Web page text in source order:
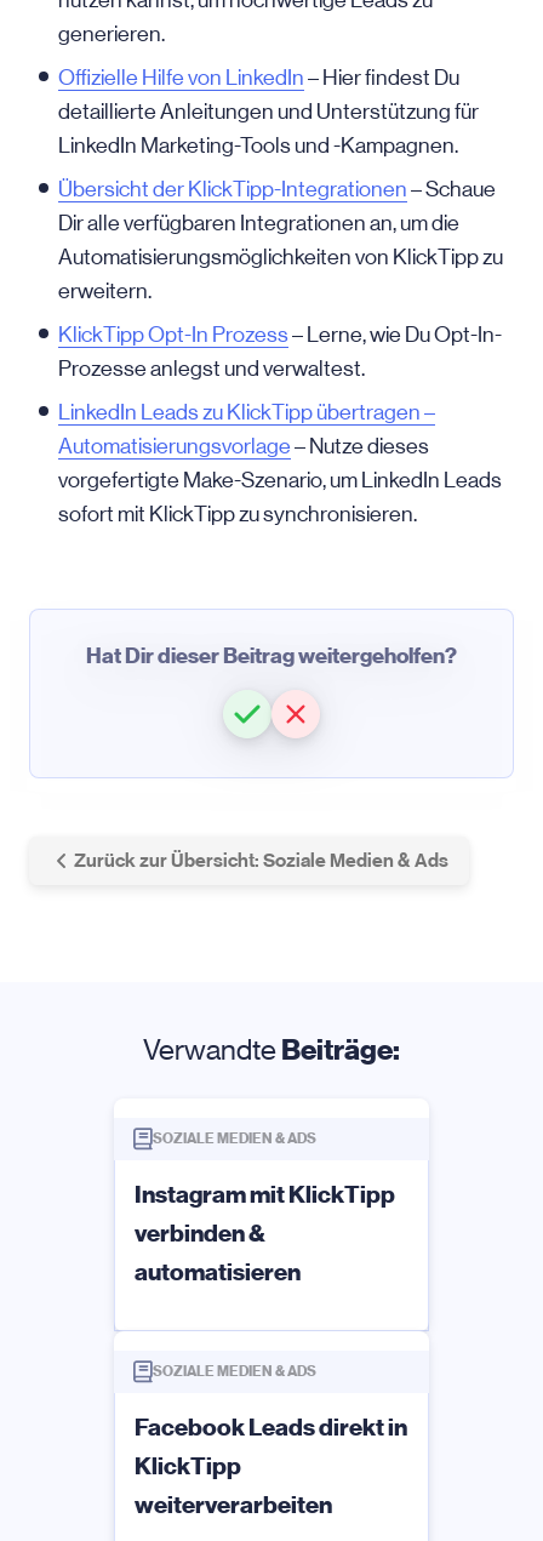
generieren.
Offizielle Hilfe von LinkedIn – Hier findest Du
detaillierte Anleitungen und Unterstützung für
LinkedIn Marketing-Tools und -Kampagnen.
Übersicht der KlickTipp-Integrationen – Schaue
Dir alle verfügbaren Integrationen an, um die
Automatisierungsmöglichkeiten von KlickTipp zu
erweitern.
KlickTipp Opt-In Prozess– Lerne, wie Du Opt-In-
Prozesse anlegst und verwaltest.
LinkedIn Leads zu KlickTipp übertragen –
Automatisierungsvorlage – Nutze dieses
vorgefertigte Make-Szenario, um LinkedIn Leads
sofort mit KlickTipp zu synchronisieren.
Hat Dir dieser Beitrag weitergeholfen?
Zurück zur Übersicht: Soziale Medien & Ads
VerwandteBeiträge:
SOZIALE MEDIEN & ADS
Instagram mit KlickTipp
verbinden &
automatisieren
SOZIALE MEDIEN & ADS
Facebook Leads direkt in
KlickTipp
weiterverarbeiten